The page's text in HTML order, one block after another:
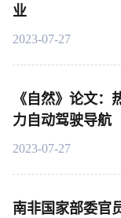
业
2023-07-27
《自然》论文：
力自动驾驶导航
2023-07-27
南非国家部委官